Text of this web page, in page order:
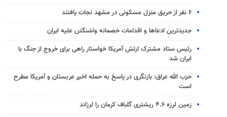
۶ نفر از حریق منزل مسکونی در مشهد نجات یافتند
جدیدترین ادعاها و اقدامات خصمانه واشنگتن علیه ایران
رئیس ستاد مشترک ارتش آمریکا خواستار راهی برای خروج از جنگ با
ایران شد
حزب الله عراق: بازنگری در پاسخ به حمله اخیر عربستان و آمریکا مطرح
است
زمین لرزه ۴.۶ ریشتری گلباف کرمان را لرزاند